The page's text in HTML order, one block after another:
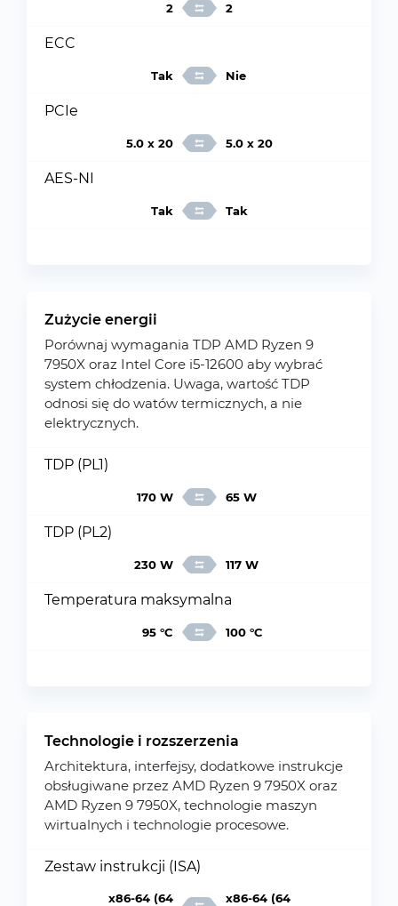
2 2
ECC
Tak Nie
PCIe
5.0 x 20 5.0 x 20
AES-NI
Tak Tak
Zużycie energii
Porównaj wymagania TDP AMD Ryzen 9
7950X oraz Intel Core i5-12600 aby wybrać
system chłodzenia. Uwaga, wartość TDP
odnosi się do watów termicznych, a nie
elektrycznych.
TDP (PL1)
170 W 65 W
TDP (PL2)
230 W 117 W
Temperatura maksymalna
95 °C 100 °C
Technologie i rozszerzenia
Architektura, interfejsy, dodatkowe instrukcje
obsługiwane przez AMD Ryzen 9 7950X oraz
AMD Ryzen 9 7950X, technologie maszyn
wirtualnych i technologie procesowe.
Zestaw instrukcji (ISA)
x86-64 (64
x86-64 (64